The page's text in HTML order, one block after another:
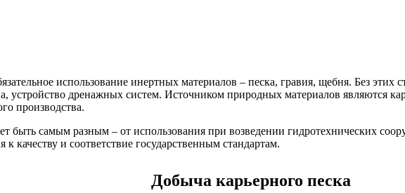
использование инертных материалов – песка, гравия, щебня. Без
устройство дренажных систем. Источником природных материалов являются
производства.
быть самым разным – от использования при возведении гидротехнических
качеству и соответствие государственным стандартам.
Добыча карьерного песка